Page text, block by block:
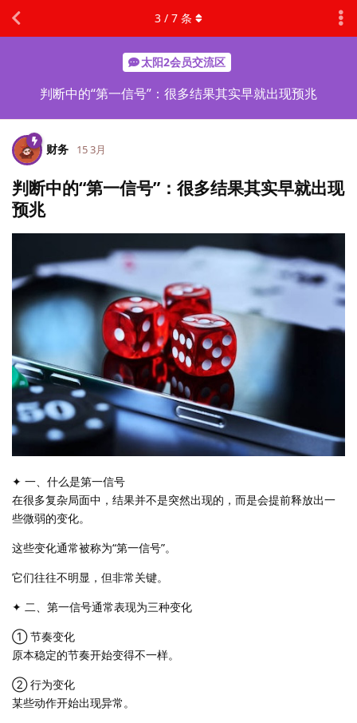
太阳2会员交流区
判断中的“第一信号”：很多结果其实早就出现预兆
3 / 7 条
财务 15 3月
判断中的“第一信号”：很多结果其实早就出现
预兆
✦ 一、什么是第一信号
在很多复杂局面中，结果并不是突然出现的，而是会提前释放出一
些微弱的变化。
这些变化通常被称为“第一信号”。
它们往往不明显，但非常关键。
✦ 二、第一信号通常表现为三种变化
① 节奏变化
原本稳定的节奏开始变得不一样。
② 行为变化
某些动作开始出现异常。